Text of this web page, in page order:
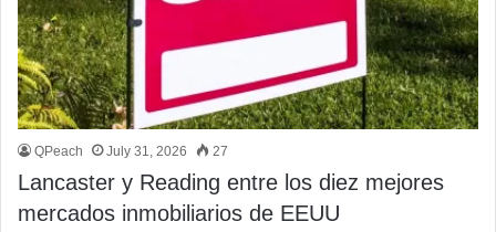
QPeach July 31, 2026 27
Lancaster y Reading entre los diez mejores
mercados inmobiliarios de EEUU